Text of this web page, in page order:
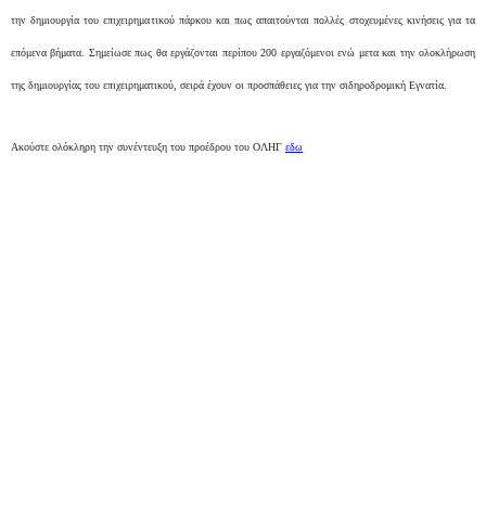
την δημιουργία του επιχειρηματικού πάρκου και πως απαιτούνται πολλές στοχευμένες κινήσεις για τα
επόμενα βήματα. Σημείωσε πως θα εργάζονται περίπου 200 εργαζόμενοι ενώ μετα και την ολοκλήρωση
της δημιουργίας του επιχειρηματικού, σειρά έχουν οι προσπάθειες για την σιδηροδρομική Εγνατία.
Ακούστε ολόκληρη την συνέντευξη του προέδρου του ΟΛΗΓ εδω